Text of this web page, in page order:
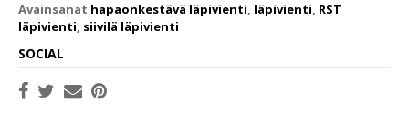
Avainsanat hapaonkestävä läpivienti, läpivienti, RST
läpivienti, siivilä läpivienti
SOCIAL